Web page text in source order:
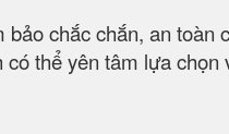
chắc chắn, an toàn
thể yên tâm lựa